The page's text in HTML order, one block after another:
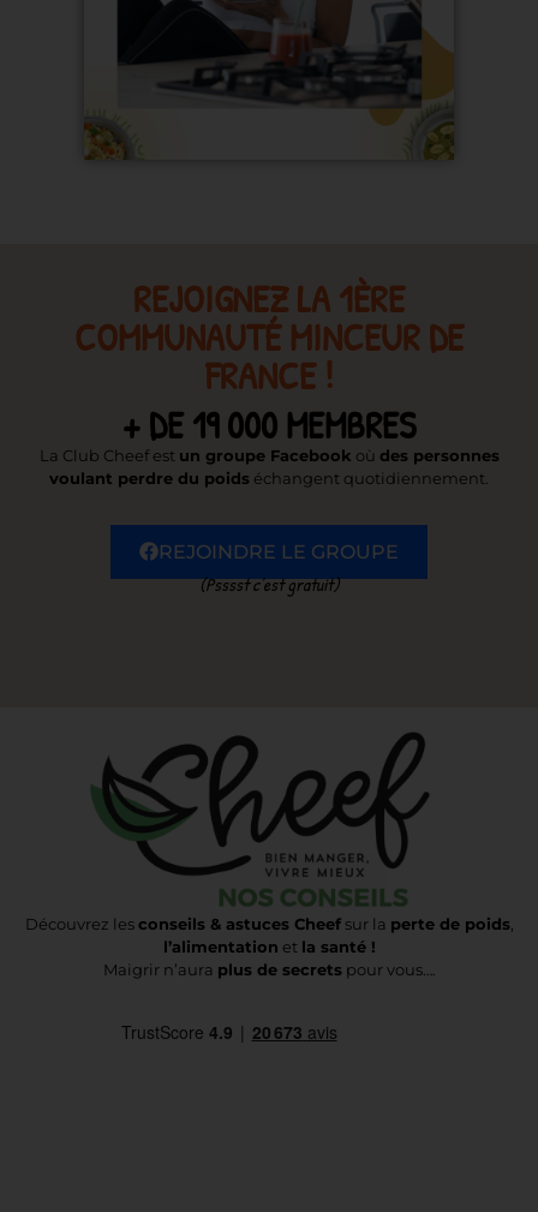
REJOIGNEZ LA 1ÈRE
COMMUNAUTÉ MINCEUR DE
FRANCE !
+ DE 19 000 MEMBRES
La Club Cheef est un groupe Facebook où des personnes
voulant perdre du poids échangent quotidiennement.
REJOINDRE LE GROUPE
(Psssst c’est gratuit)
Découvrez lesconseils & astuces Cheefsur la perte de poids,
l’alimentation et la santé !
Maigrir n’aura plus de secretspour vous….